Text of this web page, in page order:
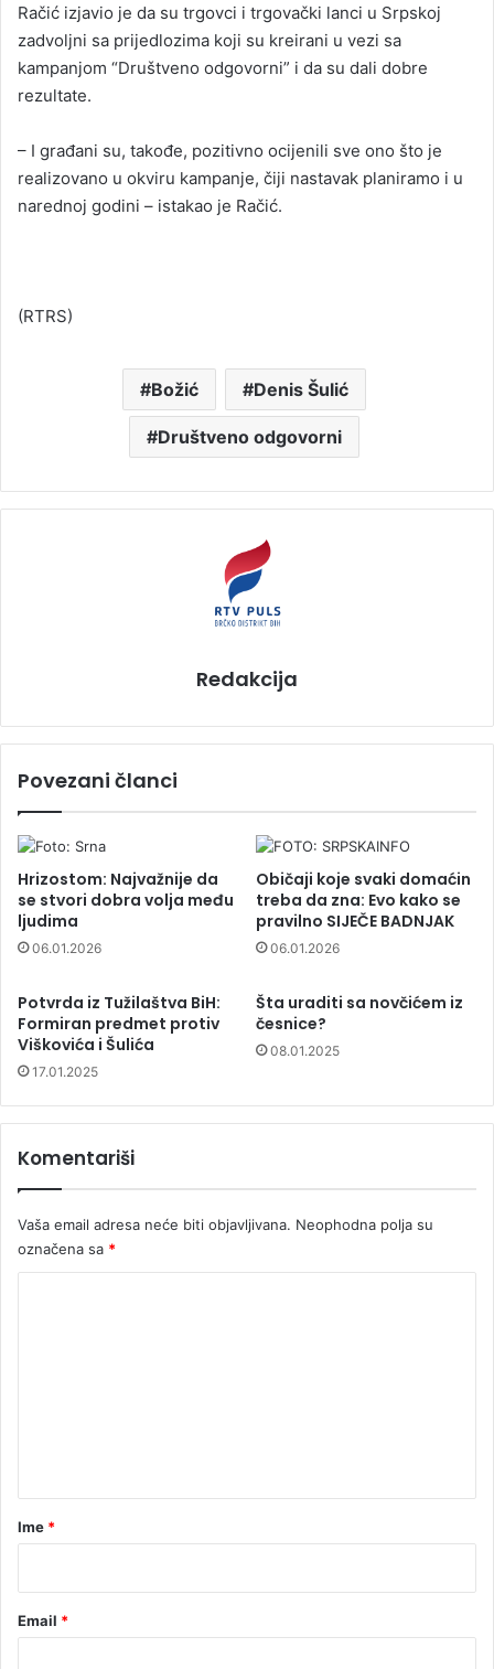
Račić izjavio je da su trgovci i trgovački lanci u Srpskoj
zadvoljni sa prijedlozima koji su kreirani u vezi sa
kampanjom “Društveno odgovorni” i da su dali dobre
rezultate.
– I građani su, takođe, pozitivno ocijenili sve ono što je
realizovano u okviru kampanje, čiji nastavak planiramo i u
narednoj godini – istakao je Račić.
(RTRS)
Božić Denis Šulić
Društveno odgovorni
Redakcija
Povezani članci
Hrizostom: Najvažnije da
se stvori dobra volja među
ljudima
06.01.2026
Običaji koje svaki domaćin
treba da zna: Evo kako se
pravilno SIJEČE BADNJAK
06.01.2026
Potvrda iz Tužilaštva BiH:
Formiran predmet protiv
Viškovića i Šulića
17.01.2025
Šta uraditi sa novčićem iz
česnice?
08.01.2025
Komentariši
Vaša email adresa neće biti objavljivana. Neophodna polja su
označena sa *
rIme *
Email *